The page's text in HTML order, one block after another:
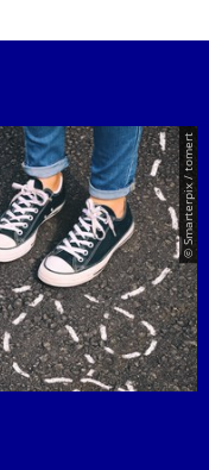
© Smarterpix / tomert